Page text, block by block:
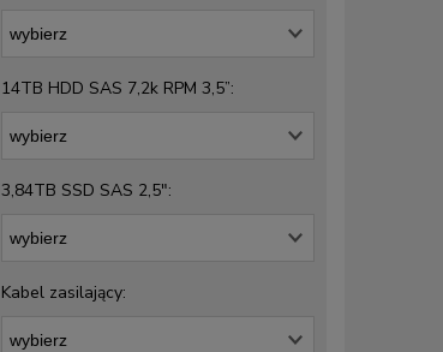
14TB HDD SAS 7,2k RPM 3,5”:
3,84TB SSD SAS 2,5":
Kabel zasilający: